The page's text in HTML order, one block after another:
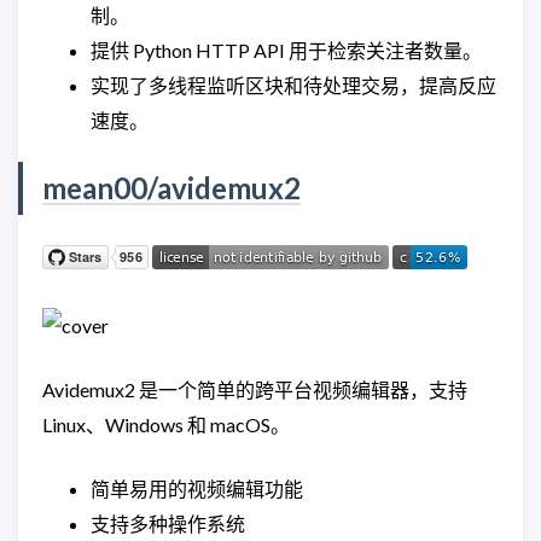
制。
提供 Python HTTP API 用于检索关注者数量。
实现了多线程监听区块和待处理交易，提高反应
速度。
mean00/avidemux2
Avidemux2 是一个简单的跨平台视频编辑器，支持
Linux、Windows 和 macOS。
简单易用的视频编辑功能
支持多种操作系统